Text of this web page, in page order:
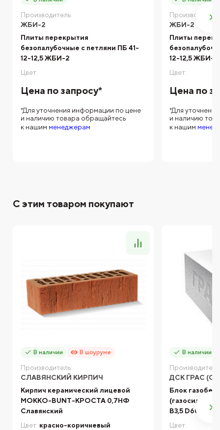
Производитель:
ЖБИ-2
Плиты перекрытия
безопалубочные с петлями ПБ 41-
12-12,5 ЖБИ-2
Цвет:
Цена по запросу*
*Для уточнения информации по цене
и наличию товара обращайтесь
к нашим менеджерам
ЖБИ-2
Плиты
12-12,5 ЖБИ-2
Цвет:
Цена по
*Для
и наличию
к нашим
С этим товаром покупают
В наличии В шоуруме
Производитель:
СЛАВЯНСКИЙ КИРПИЧ
Кирпич керамический лицевой
МОККО-BUNT-КРОСТА 0,7НФ
Славянский
Цвет: красно-коричневый
В наличии
ДСК ГРАС
Блок
B3,5 D600
Цвет: